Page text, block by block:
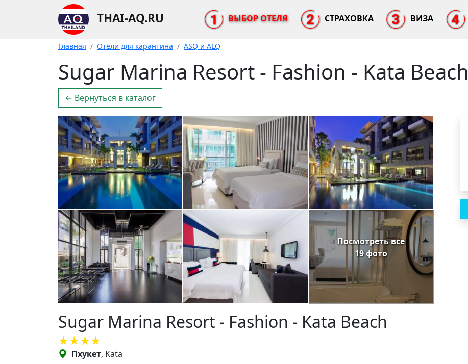
THAI-AQ.RU ВЫБОР ОТЕЛЯ СТРАХОВКА ВИЗА
Главная Отели для карантина ASQ и ALQ
Sugar Marina Resort - Fashion - Kata Beach
← Вернуться в каталог
Посмотреть все
19 фото
Sugar Marina Resort - Fashion - Kata Beach
Пхукет, Kata